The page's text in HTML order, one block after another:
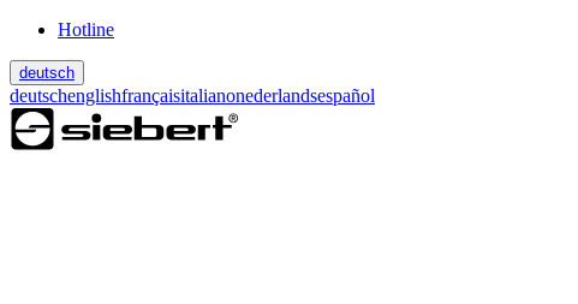
Hotline
deutsch
deutschenglishfrançaisitalianonederlandsespañol